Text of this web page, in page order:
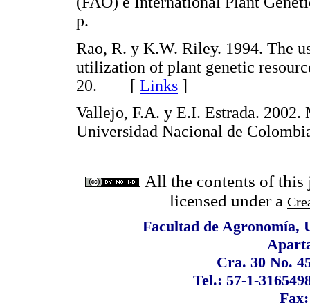
p.
Rao, R. y K.W. Riley. 1994. The
utilization of plant genetic
20. [ Links ]
Vallejo, F.A. y E.I. Estrada. 2002.
Universidad Nacional de
All the contents of this
licensed under a
Facultad de Agronomía,
Cra. 30 No.
Tel.: 57-1-